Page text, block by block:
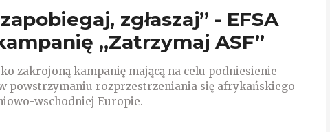
zgłaszaj” - EFSA
„Zatrzymaj ASF”
zakrojoną kampanię mającą na celu podniesienie
powstrzymaniu rozprzestrzeniania się afrykańskiego
wschodniej Europie.